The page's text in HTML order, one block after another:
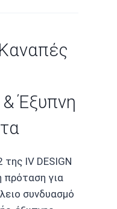
& Έξυπνη
IV DESIGN
πρόταση για
συνδυασμό